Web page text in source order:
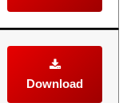
Download